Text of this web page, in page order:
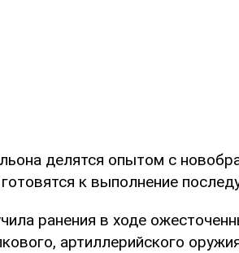
делятся опытом с
к выполнение
ранения в ходе
артиллерийского